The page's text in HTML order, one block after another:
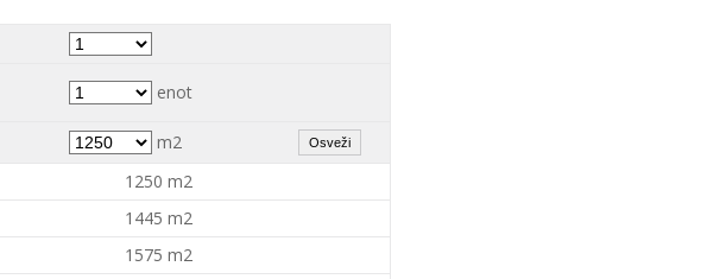
enot
m2
1250 m2
1445 m2
1575 m2